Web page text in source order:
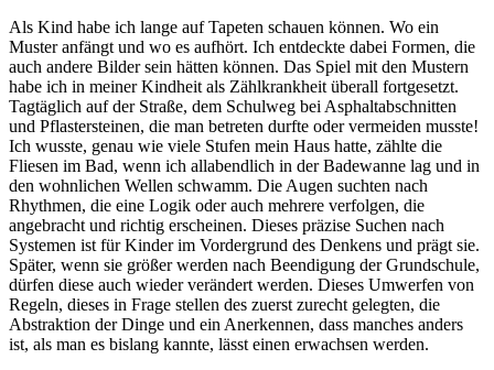
Als Kind habe ich lange auf Tapeten schauen können. Wo ein
Muster anfängt und wo es aufhört. Ich entdeckte dabei Formen, die
auch andere Bilder sein hätten können. Das Spiel mit den Mustern
habe ich in meiner Kindheit als Zählkrankheit überall fortgesetzt.
Tagtäglich auf der Straße, dem Schulweg bei Asphaltabschnitten
und Pflastersteinen, die man betreten durfte oder vermeiden musste!
Ich wusste, genau wie viele Stufen mein Haus hatte, zählte die
Fliesen im Bad, wenn ich allabendlich in der Badewanne lag und in
den wohnlichen Wellen schwamm. Die Augen suchten nach
Rhythmen, die eine Logik oder auch mehrere verfolgen, die
angebracht und richtig erscheinen. Dieses präzise Suchen nach
Systemen ist für Kinder im Vordergrund des Denkens und prägt sie.
Später, wenn sie größer werden nach Beendigung der Grundschule,
dürfen diese auch wieder verändert werden. Dieses Umwerfen von
Regeln, dieses in Frage stellen des zuerst zurecht gelegten, die
Abstraktion der Dinge und ein Anerkennen, dass manches anders
ist, als man es bislang kannte, lässt einen erwachsen werden.